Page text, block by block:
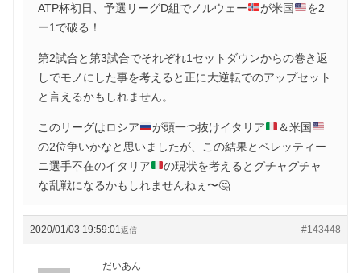
ATP杯初日、予選リーグD組でノルウェー が米国
を2
ー1で破る！
第2試合と第3試合でそれぞれ1セットダウンからの巻き返
しでモノにした事を考えると正に大逆転でのアップセット
と言えるかもしれません。
このリーグはロシア が頭一つ抜けイタリア
＆米国
の2位争いかなと思いましたが、この結果とベレッティー
ニ選手不在のイタリア
の現状を考えるとグチャグチャ
な乱戦になるかもしれませんねぇ〜🤔
2020/01/03 19:59:01 #143448
返信
だいあん